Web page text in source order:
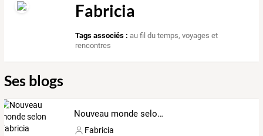
Fabricia
Tags associés : au fil du temps,voyages et
rencontres
Ses blogs
Nouveau monde selon Fabricia
Fabricia